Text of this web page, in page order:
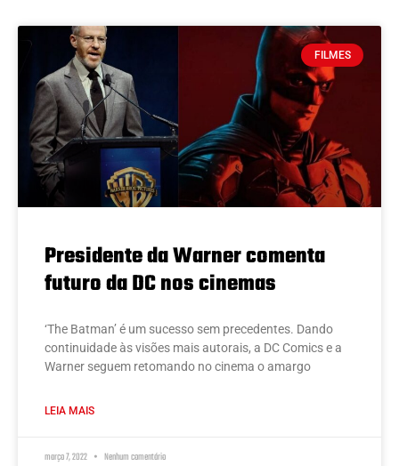
FILMES
Presidente da Warner comenta
futuro da DC nos cinemas
‘The Batman’ é um sucesso sem precedentes. Dando
continuidade às visões mais autorais, a DC Comics e a
Warner seguem retomando no cinema o amargo
LEIA MAIS
março 7, 2022 Nenhum comentário